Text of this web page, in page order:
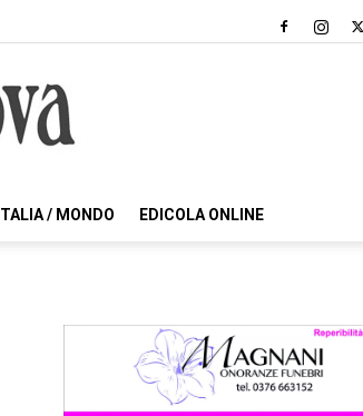
ITALIA / MONDO EDICOLA ONLINE